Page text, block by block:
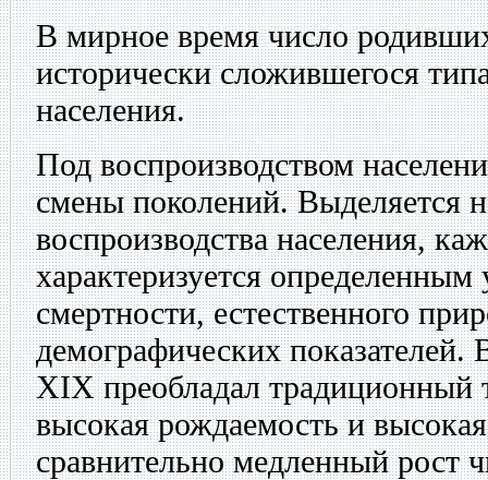
В мирное время число
исторически сложившегося
населения.
Под воспроизводством
смены поколений. Выделяется
воспроизводства населения,
характеризуется
смертности, естественного
демографических показателей.
XIX преобладал традиционный
высокая рождаемость и
сравнительно медленный рост